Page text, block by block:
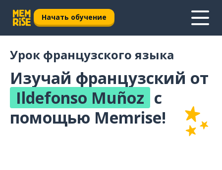
Начать обучение
Урок французского языка
Изучай французский от
Ildefonso Muñoz с
помощью Memrise!